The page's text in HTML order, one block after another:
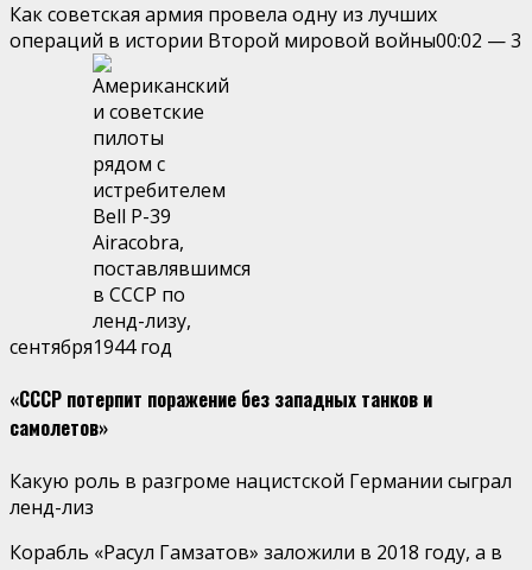
Как советская армия провела одну из лучших
операций в истории Второй мировой войны00:02 —3
сентября
«СССР потерпит поражение без западных танков и
самолетов»
Какую роль в разгроме нацистской Германии сыграл
ленд-лиз
Корабль «Расул Гамзатов» заложили в 2018 году, а в